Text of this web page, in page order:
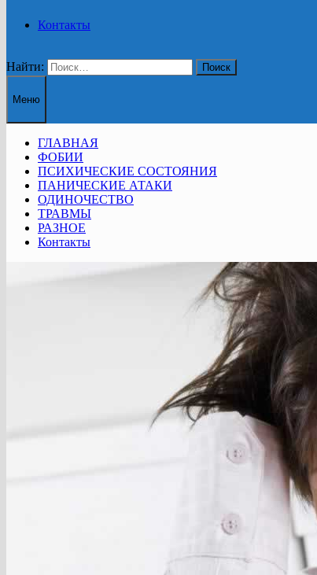
Контакты
Найти:
Меню
ГЛАВНАЯ
ФОБИИ
ПСИХИЧЕСКИЕ СОСТОЯНИЯ
ПАНИЧЕСКИЕ АТАКИ
ОДИНОЧЕСТВО
ТРАВМЫ
РАЗНОЕ
Контакты